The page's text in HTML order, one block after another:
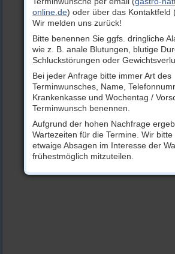
online.de) oder über das Kontaktfeld
Wir melden uns zurück!
Bitte benennen Sie ggfs. dringliche
wie z. B. anale Blutungen, blutige
Schluckstörungen oder
Bei jeder Anfrage bitte immer Art des
Terminwunsches, Name,
Krankenkasse und Wochentag /
Terminwunsch benennen.
Aufgrund der hohen Nachfrage
Wartezeiten für die Termine. Wir bitte
etwaige Absagen im Interesse der
frühestmöglich mitzuteilen.